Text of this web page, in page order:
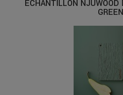
ÉCHANTILLON NJUWOOD
GREEN